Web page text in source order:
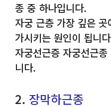
종 중 하나입니다.
자궁 근층 가장 깊은
가시키는 원인이 됩니
자궁선근증 자궁선근
니다.
2. 장막하근종